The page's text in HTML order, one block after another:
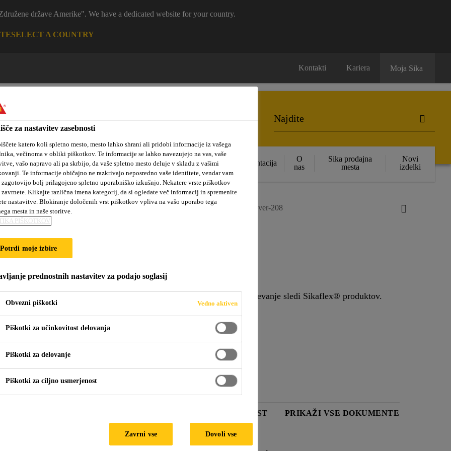
države Amerike". We have a dedicated website for your country.
SELECT A COUNTRY
Kontakti Kariera Moja Sika
Sika hidroizolacijske
rešitve
Kotiček za
arhitekte
Dokumentacija
O
nas
Sika prodajna
mesta
Novi
izdelki
Lepljenje in tesnjenje v gradbeništvu Priprava podlage Sika® Remover-208
208
umazane neporozne površine
TEHNIČNI LIST VARNOSTNI LIST PRIKAŽI VSE DOKUMENTE
za nastavitev zasebnosti
katero koli spletno mesto, mesto lahko shrani ali pridobi informacije iz vašega
večinoma v obliki piškotkov. Te informacije se lahko navezujejo na vas, vaše
vašo napravo ali pa skrbijo, da vaše spletno mesto deluje v skladu z vašimi
Te informacije običajno ne razkrivajo neposredno vaše identitete, vendar vam
bolj prilagojeno spletno uporabniško izkušnjo. Nekatere vrste piškotkov
Klikajte različna imena kategorij, da si ogledate več informacij in spremenite
nastavitve. Blokiranje določenih vrst piškotkov vpliva na vašo uporabo tega
mesta in naše storitve.
PIŠKOTKOV
Potrdi moje izbire
prednostnih nastavitev za podajo soglasij
Obvezni piškotki Vedno aktiven
Piškotki za učinkovitost delovanja
Piškotki za delovanje
Piškotki za ciljno usmerjenost
Zavrni vse Dovoli vse